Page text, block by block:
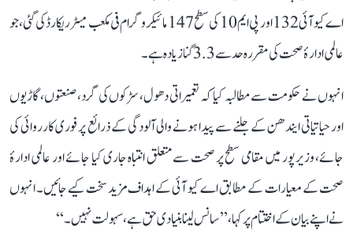
اے کیو آئی 132 اور پی ایم 10 کی سطح 147 مائیکروگرام فی مکعب میٹر ریکارڈ کی گئی، جو
عالمی ادارۂ صحت کی مقررہ حد سے 3.3 گنا زیادہ ہے۔
انہوں نے حکومت سے مطالبہ کیا کہ تعمیراتی دھول، سڑکوں کی گرد، صنعتوں، گاڑیوں
اور حیاتیاتی ایندھن کے جلنے سے پیدا ہونے والی آلودگی کے ذرائع پر فوری کارروائی کی
جائے، وزیرپور میں مقامی سطح پر صحت سے متعلق انتباہ جاری کیا جائے اور عالمی ادارۂ
صحت کے معیارات کے مطابق اے کیو آئی کے اہداف مزید سخت کیے جائیں۔ انہوں
نے اپنے بیان کے اختتام پر کہا، ’’سانس لینا بنیادی حق ہے، سہولت نہیں۔‘‘